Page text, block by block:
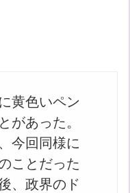
黄色いペン
があった。
今回同様に
ことだった
、政界のド